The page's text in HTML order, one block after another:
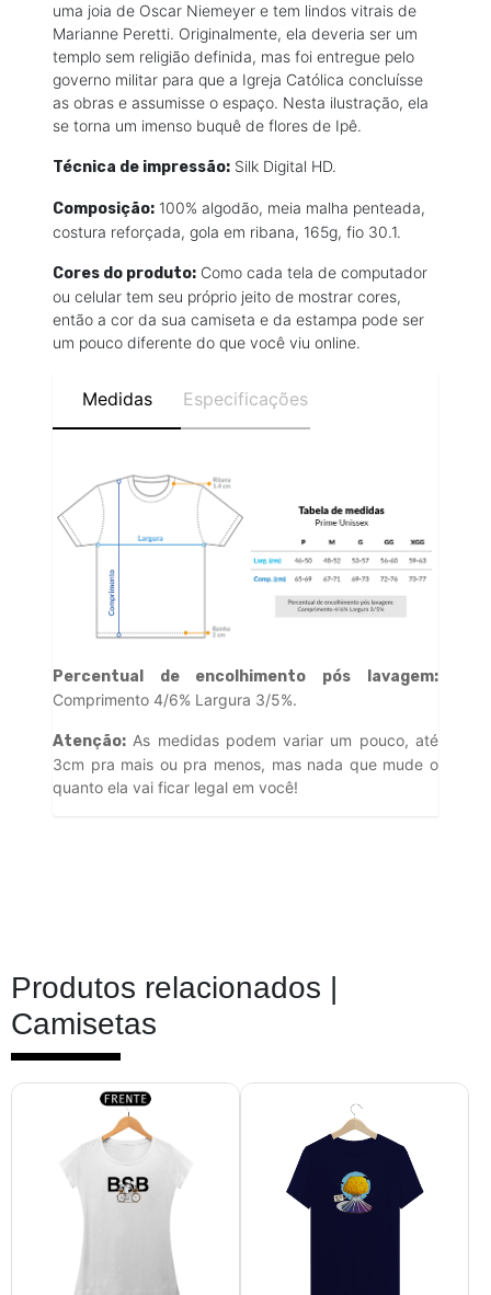
uma joia de Oscar Niemeyer e tem lindos vitrais de
Marianne Peretti. Originalmente, ela deveria ser um
templo sem religião definida, mas foi entregue pelo
governo militar para que a Igreja Católica concluísse
as obras e assumisse o espaço. Nesta ilustração, ela
se torna um imenso buquê de flores de Ipê.
Técnica de impressão: Silk Digital HD.
Composição: 100% algodão, meia malha penteada,
costura reforçada, gola em ribana, 165g, fio 30.1.
Cores do produto: Como cada tela de computador
ou celular tem seu próprio jeito de mostrar cores,
então a cor da sua camiseta e da estampa pode ser
um pouco diferente do que você viu online.
Medidas Especificações
Percentual de encolhimento pós lavagem:
Comprimento 4/6% Largura 3/5%.
Atenção: As medidas podem variar um pouco, até
3cm pra mais ou pra menos, mas nada que mude o
quanto ela vai ficar legal em você!
Produtos relacionados |
Camisetas